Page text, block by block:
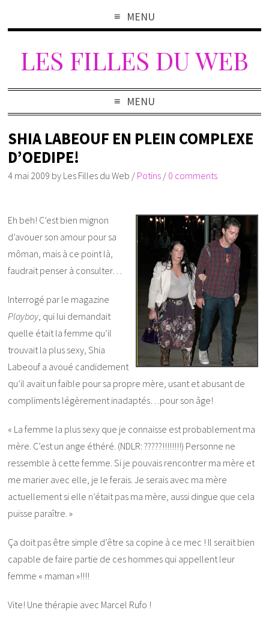
MENU
LES FILLES DU WEB
MENU
SHIA LABEOUF EN PLEIN COMPLEXE
D’OEDIPE!
4 mai 2009 by Les Filles du Web / Potins / 0 comments
Eh beh! C’est bien mignon
d’avouer son amour pour sa
môman, mais à ce point là,
faudrait penser à consulter…
Interrogé par le magazine
Playboy, qui lui demandait
quelle était la femme qu’il
trouvait la plus sexy, Shia
Labeouf a avoué candidement
qu’il avait un faible pour sa propre mère, usant et abusant de
compliments légèrement inadaptés…pour son âge!
« La femme la plus sexy que je connaisse est probablement ma
mère. C’est un ange éthéré. (NDLR: ?????!!!!!!!!) Personne ne
ressemble à cette femme. Si je pouvais rencontrer ma mère et
me marier avec elle, je le ferais. Je serais avec ma mère
actuellement si elle n’était pas ma mère, aussi dingue que cela
puisse paraître. »
Ça doit pas être simple d’être sa copine à ce mec ! Il serait bien
capable de faire partie de ces hommes qui appellent leur
femme « maman »!!!!
Vite! Une thérapie avec Marcel Rufo !